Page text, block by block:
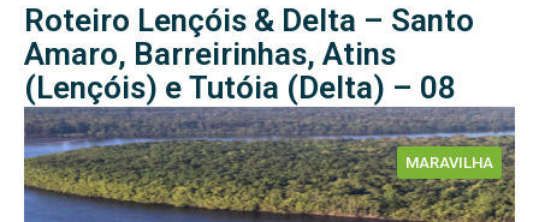
Roteiro Lençóis & Delta – Santo
Amaro, Barreirinhas, Atins
(Lençóis) e Tutóia (Delta) – 08
Dias e 07 Noites
MARAVILHA